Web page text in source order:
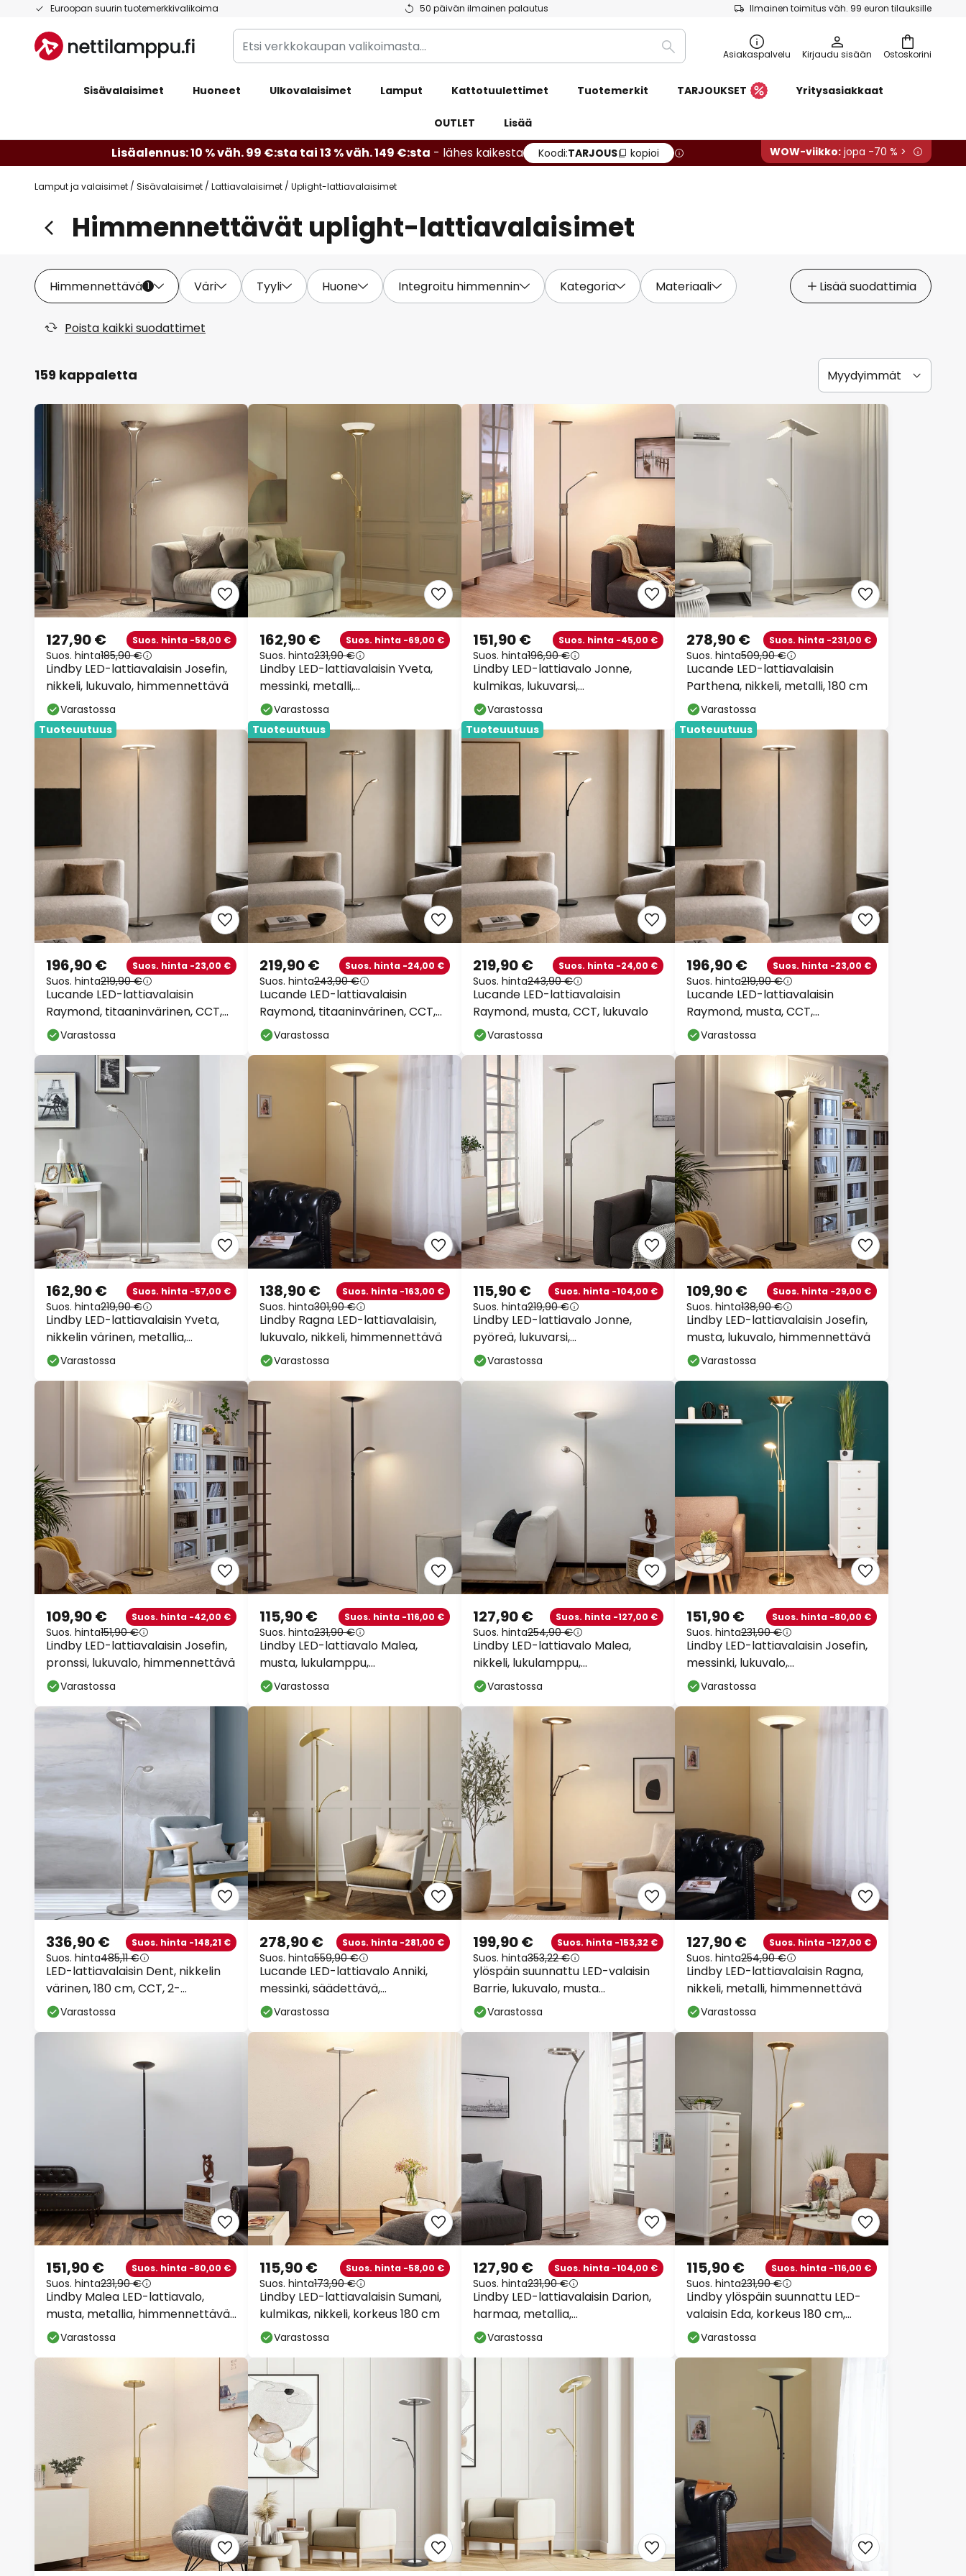
Euroopan suurin tuotemerkkivalikoima 50 päivän ilmainen palautus Ilmainen toimitus väh. 99 euron tilauksille
Skip
Content
Ostoskorini
Etsi
verkkokaupan
Etsi Asiakaspalvelu Kirjaudu sisään
Sisävalaisimet Huoneet Ulkovalaisimet Lamput Kattotuulettimet Tuotemerkit TARJOUKSET Yritysasiakkaat
OUTLET Lisää
Lisäalennus: 10 % väh. 99 €:sta tai 13 % väh. 149 €:sta - lähes kaikesta Koodi:TARJOUS kopioi WOW-viikko: jopa -70 % >
Lamput ja valaisimet Sisävalaisimet Lattiavalaisimet Uplight-lattiavalaisimet
Himmennettävät uplight-lattiavalaisimet
Himmennettävä 1 Väri Tyyli Huone Integroitu himmennin Kategoria Materiaali Lisää suodattimia
Poista kaikki suodattimet
159 kappaletta
Lindby LED-lattiavalaisin Josefin,
nikkeli, lukuvalo, himmennettävä
127,90 € Suos. hinta -58,00 €
Suos. hinta185,90 €
Varastossa
Lindby LED-lattiavalaisin Yveta,
messinki, metalli,
himmennettävissä, 183cm
162,90 € Suos. hinta -69,00 €
Suos. hinta231,90 €
Varastossa
Lindby LED-lattiavalo Jonne,
kulmikas, lukuvarsi,
himmennettävä, 180 cm
151,90 € Suos. hinta -45,00 €
Suos. hinta196,90 €
Varastossa
Lucande LED-lattiavalaisin
Parthena, nikkeli, metalli, 180 cm
278,90 € Suos. hinta -231,00 €
Suos. hinta509,90 €
Varastossa
Tuoteuutuus
Lucande LED-lattiavalaisin
Raymond, titaaninvärinen, CCT,
himmennettävä
196,90 € Suos. hinta -23,00 €
Suos. hinta219,90 €
Varastossa
Tuoteuutuus
Lucande LED-lattiavalaisin
Raymond, titaaninvärinen, CCT,
lukuvalo
219,90 € Suos. hinta -24,00 €
Suos. hinta243,90 €
Varastossa
Tuoteuutuus
Lucande LED-lattiavalaisin
Raymond, musta, CCT, lukuvalo
219,90 € Suos. hinta -24,00 €
Suos. hinta243,90 €
Varastossa
Tuoteuutuus
Lucande LED-lattiavalaisin
Raymond, musta, CCT,
himmennettävä
196,90 € Suos. hinta -23,00 €
Suos. hinta219,90 €
Varastossa
Lindby LED-lattiavalaisin Yveta,
nikkelin värinen, metallia,
himmennettävä
162,90 € Suos. hinta -57,00 €
Suos. hinta219,90 €
Varastossa
Lindby Ragna LED-lattiavalaisin,
lukuvalo, nikkeli, himmennettävä
138,90 € Suos. hinta -163,00 €
Suos. hinta301,90 €
Varastossa
Lindby LED-lattiavalo Jonne,
pyöreä, lukuvarsi,
himmennettävä, 180 cm
115,90 € Suos. hinta -104,00 €
Suos. hinta219,90 €
Varastossa
Lindby LED-lattiavalaisin Josefin,
musta, lukuvalo, himmennettävä
109,90 € Suos. hinta -29,00 €
Suos. hinta138,90 €
Varastossa
Lindby LED-lattiavalaisin Josefin,
pronssi, lukuvalo, himmennettävä
109,90 € Suos. hinta -42,00 €
Suos. hinta151,90 €
Varastossa
Lindby LED-lattiavalo Malea,
musta, lukulamppu,
himmennettävä
115,90 € Suos. hinta -116,00 €
Suos. hinta231,90 €
Varastossa
Lindby LED-lattiavalo Malea,
nikkeli, lukulamppu,
himmennettävä
127,90 € Suos. hinta -127,00 €
Suos. hinta254,90 €
Varastossa
Lindby LED-lattiavalaisin Josefin,
messinki, lukuvalo,
himmennettävä
151,90 € Suos. hinta -80,00 €
Suos. hinta231,90 €
Varastossa
LED-lattiavalaisin Dent, nikkelin
värinen, 180 cm, CCT, 2-
lamppuinen
336,90 € Suos. hinta -148,21 €
Suos. hinta485,11 €
Varastossa
Lucande LED-lattiavalo Anniki,
messinki, säädettävä,
himmennettävä
278,90 € Suos. hinta -281,00 €
Suos. hinta559,90 €
Varastossa
ylöspäin suunnattu LED-valaisin
Barrie, lukuvalo, musta
mattapintainen
199,90 € Suos. hinta -153,32 €
Suos. hinta353,22 €
Varastossa
Lindby LED-lattiavalaisin Ragna,
nikkeli, metalli, himmennettävä
127,90 € Suos. hinta -127,00 €
Suos. hinta254,90 €
Varastossa
Lindby Malea LED-lattiavalo,
musta, metallia, himmennettävä,
180 cm
151,90 € Suos. hinta -80,00 €
Suos. hinta231,90 €
Varastossa
Lindby LED-lattiavalaisin Sumani,
kulmikas, nikkeli, korkeus 180 cm
115,90 € Suos. hinta -58,00 €
Suos. hinta173,90 €
Varastossa
Lindby LED-lattiavalaisin Darion,
harmaa, metallia,
himmennettävä, 180cm
127,90 € Suos. hinta -104,00 €
Suos. hinta231,90 €
Varastossa
Lindby ylöspäin suunnattu LED-
valaisin Eda, korkeus 180 cm,
messinki,
115,90 € Suos. hinta -116,00 €
Suos. hinta231,90 €
Varastossa